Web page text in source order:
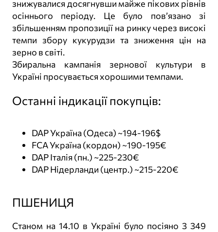
знижувалися досягнувши майже пікових рівнів
осіннього періоду. Це було пов’язано зі
збільшенням пропозиції на ринку через високі
темпи збору кукурудзи та зниження цін на
зерно в світі.
Збиральна кампанія зернової культури в
Україні просувається хорошими темпами.
Останні індикації покупців:
DAP Україна (Одеса) ~194-196$
FCA Україна (кордон) ~190-195€
DAP Італія (пн.) ~225-230€
DAP Нідерланди (центр.) ~215-220€
ПШЕНИЦЯ
Станом на 14.10 в Україні було посіяно 3 349